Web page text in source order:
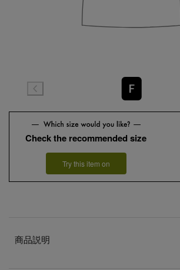
F
Check the recommended size
Try this item on
商品説明